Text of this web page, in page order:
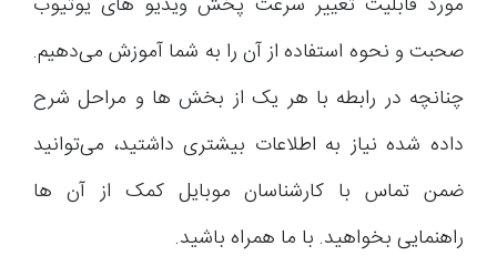
صحبت و نحوه استفاده از آن را به شما آموزش می‌دهیم.
چنانچه در رابطه با هر یک از بخش ها و مراحل شرح
داده شده نیاز به اطلاعات بیشتری داشتید، می‌توانید
ضمن تماس با کارشناسان موبایل کمک از آن ها
راهنمایی بخواهید. با ما همراه باشید.